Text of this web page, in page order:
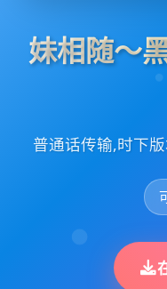
妹相随～
普通话传输,时下